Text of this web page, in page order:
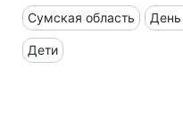
Сумская область День
Дети